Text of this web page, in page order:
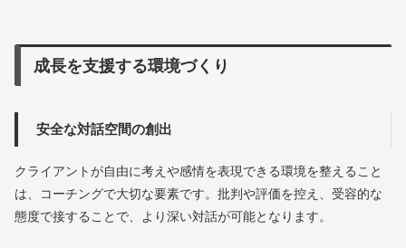
成長を支援する環境づくり
安全な対話空間の創出
クライアントが自由に考えや感情を表現できる環境を整えること
は、コーチングで大切な要素です。批判や評価を控え、受容的な
態度で接することで、より深い対話が可能となります。